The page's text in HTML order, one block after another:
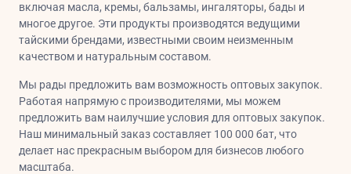
включая масла, кремы, бальзамы, ингаляторы, бады и
многое другое. Эти продукты производятся ведущими
тайскими брендами, известными своим неизменным
качеством и натуральным составом.
Мы рады предложить вам возможность оптовых закупок.
Работая напрямую с производителями, мы можем
предложить вам наилучшие условия для оптовых закупок.
Наш минимальный заказ составляет 100 000 бат, что
делает нас прекрасным выбором для бизнесов любого
масштаба.